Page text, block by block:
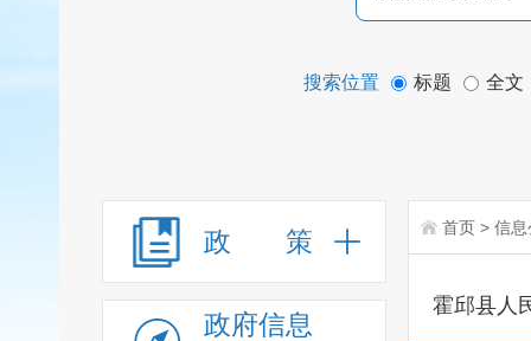
搜索位置 标题 全文
政 策
政府信息
首页 > 信息
霍邱县人